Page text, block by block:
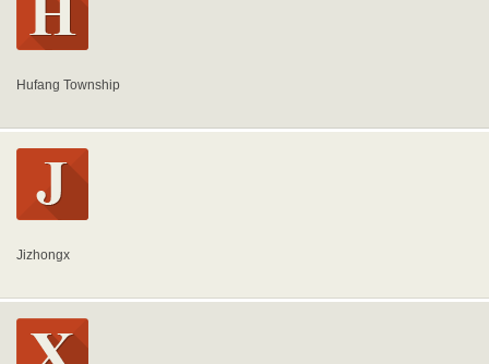
Hufang Township
Jizhongx